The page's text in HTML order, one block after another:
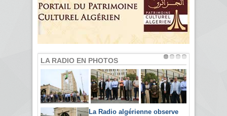
LA RADIO EN PHOTOS
La Radio algérienne observe